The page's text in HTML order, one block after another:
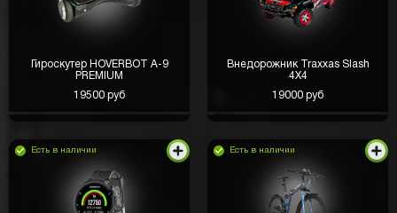
Гироскутер HOVERBOT A-9
PREMIUM
19500 руб
Внедорожник Traxxas Slash
4X4
19000 руб
Есть в наличии Есть в наличии